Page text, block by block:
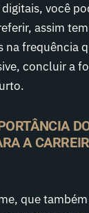
você
assim
na frequência
concluir a
A
que